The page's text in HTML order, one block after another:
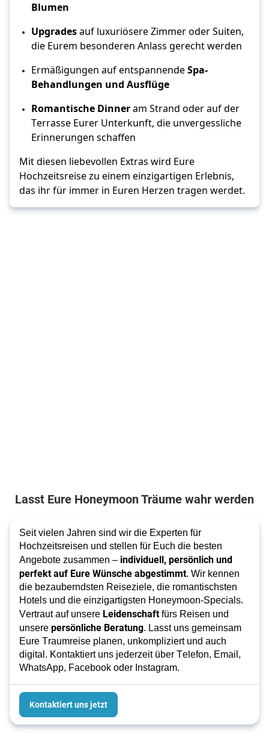
Blumen
Upgrades auf luxuriösere Zimmer oder Suiten,
die Eurem besonderen Anlass gerecht werden
Ermäßigungen auf entspannende Spa-
Behandlungen und Ausflüge
Romantische Dinner am Strand oder auf der
Terrasse Eurer Unterkunft, die unvergessliche
Erinnerungen schaffen
Mit diesen liebevollen Extras wird Eure
Hochzeitsreise zu einem einzigartigen Erlebnis,
das ihr für immer in Euren Herzen tragen werdet.
Lasst Eure Honeymoon Träume wahr werden
Seit vielen Jahren sind wir die Experten für
Hochzeitsreisen und stellen für Euch die besten
Angebote zusammen – individuell, persönlich und
perfekt auf Eure Wünsche abgestimmt. Wir kennen
die bezauberndsten Reiseziele, die romantischsten
Hotels und die einzigartigsten Honeymoon-Specials.
Vertraut auf unsere Leidenschaftfürs Reisen und
unsere persönliche Beratung. Lasst uns gemeinsam
Eure Traumreise planen, unkompliziert und auch
digital. Kontaktiert uns jederzeit über Telefon, Email,
WhatsApp, Facebook oder Instagram.
Kontaktiert uns jetzt